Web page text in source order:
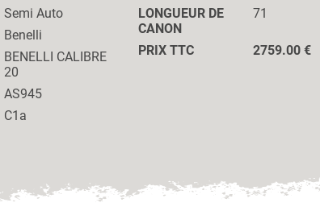
Semi Auto
Benelli
BENELLI CALIBRE
20
AS945
C1a
LONGUEUR DE
CANON
71
PRIX TTC 2759.00 €